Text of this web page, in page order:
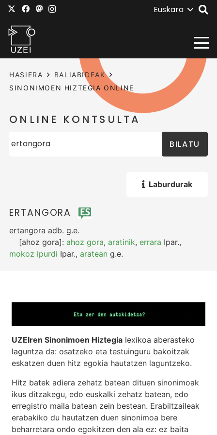
Euskara
HASIERA
BALIABIDEAK
SINONIMOEN HIZTEGIA ONLINE
ONLINE KONTSULTA
BILATU
Laburdurak
ERTANGORA
ertangora adb. g.e.
[ahoz gora]:ahoz gora,aratinik,errara Ipar.,
mokoz ipurdi Ipar.,aratean g.e.
UZEIren Sinonimoen Hiztegia lexikoa aberasteko
laguntza da: osatzeko eta testuinguru bakoitzak
eskatzen duen hitz egokia hautatzen laguntzeko.
Hitz batek adiera zehatz batean dituen sinonimoak
ikus ditzakegu, edo euskalki zehatz batean, edo
erregistro maila batean zein bestean. Erabiltzaileak
erabakiko du hautatzen duen sinonimoa bere
beharretara ondo egokitzen den ala ez: ez baita